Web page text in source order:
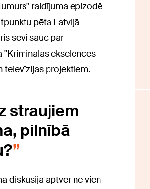
raidījuma epizodē
pēta Latvijā
sevi sauc par
ekselences
televīzijas projektiem.
straujiem
pilnībā
diskusija aptver ne vien